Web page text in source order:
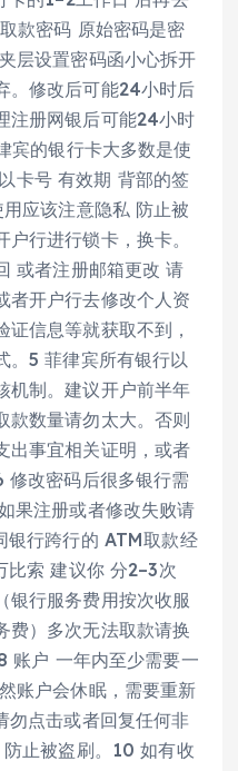
款密码 原始密码是密
层设置密码函小心拆开
。修改后可能24小时后
注册网银后可能24小时
宾的银行卡大多数是使
卡号 有效期 背部的签
应该注意隐私 防止被
行进行锁卡，换卡。
或者注册邮箱更改 请
者开户行去修改个人资
信息等就获取不到，
。5 菲律宾所有银行以
机制。建议开户前半年
款数量请勿太大。否则
出事宜相关证明，或者
修改密码后很多银行需
果注册或者修改失败请
银行跨行的 ATM取款经
比索 建议你 分2–3次
银行服务费用按次收服
费）多次无法取款请换
账户 一年内至少需要一
账户会休眠，需要重新
勿点击或者回复任何非
止被盗刷。10 如有收